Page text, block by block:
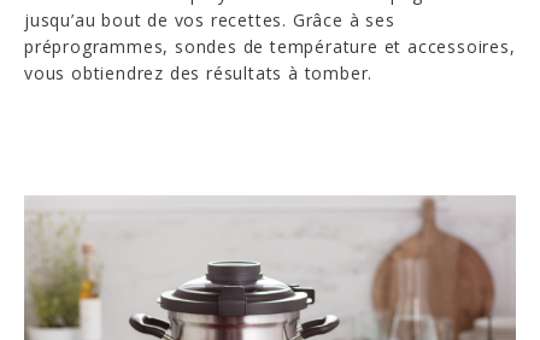
jusqu’au bout de vos recettes. Grâce à ses
préprogrammes, sondes de température et accessoires,
vous obtiendrez des résultats à tomber.